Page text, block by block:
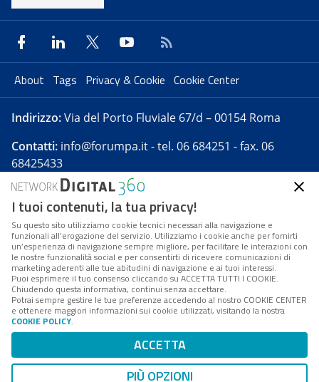
About Tags Privacy & Cookie Cookie Center
Indirizzo:Via del Porto Fluviale 67/d – 00154 Roma
Contatti: info@forumpa.it- tel. 06 684251 - fax. 06
68425433
Forumpa.itè una pubblicazione telematica iscritta
presso Registro della stampa del Tribunale di Roma -
Reg. n. 182 del 2 maggio 2008 - Direttore resp. Michela
Stentella
FPA s.r.l. è società soggetta a Direzione e
Coordinamento da parte di Digital360 S.p.A. - FPA s.r.l.
è un'azienda certificata per il sistema di management
Codice Fiscale/Partita IVA n. 10693191008 - R.E.A. Roma
n. 1249791. ISP AWS
Mappa del sito
I tuoi contenuti, la tua privacy!
Su questo sito utilizziamo cookie tecnici necessari alla navigazione e
funzionali all’erogazione del servizio. Utilizziamo i cookie anche per fornirti
un’esperienza di navigazione sempre migliore, per facilitare le interazioni con
le nostre funzionalità social e per consentirti di ricevere comunicazioni di
marketing aderenti alle tue abitudini di navigazione e ai tuoi interessi.
Puoi esprimere il tuo consenso cliccando su ACCETTA TUTTI I COOKIE.
Chiudendo questa informativa, continui senza accettare.
Potrai sempre gestire le tue preferenze accedendo al nostro COOKIE CENTER
e ottenere maggiori informazioni sui cookie utilizzati, visitando la nostra
COOKIE POLICY.
ACCETTA
PIÙ OPZIONI